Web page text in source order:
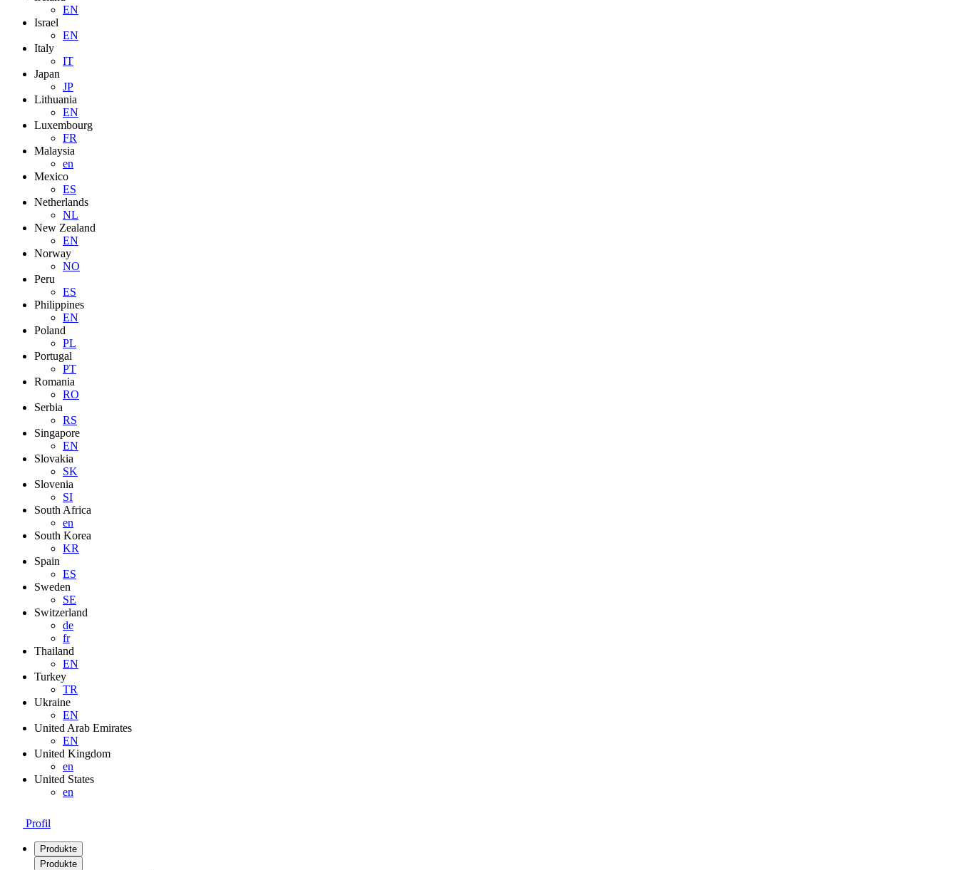
EN
Israel
EN
Italy
IT
Japan
JP
Lithuania
EN
Luxembourg
FR
Malaysia
en
Mexico
ES
Netherlands
NL
New Zealand
EN
Norway
NO
Peru
ES
Philippines
EN
Poland
PL
Portugal
PT
Romania
RO
Serbia
RS
Singapore
EN
Slovakia
SK
Slovenia
SI
South Africa
en
South Korea
KR
Spain
ES
Sweden
SE
Switzerland
de
fr
Thailand
EN
Turkey
TR
Ukraine
EN
United Arab Emirates
EN
United Kingdom
en
United States
en
Profil
Produkte
Produkte